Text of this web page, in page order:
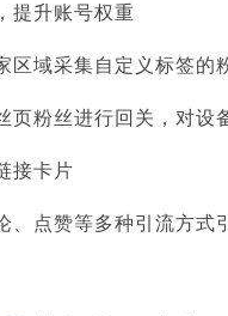
提升账号权重
区域采集自定义标签的
页粉丝进行回关，对设
接卡片
、点赞等多种引流方式